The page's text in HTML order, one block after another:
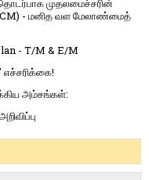
முதலமைச்சரின்
- மனித வள மேலாண்மைத்
- T/M & E/M
அம்சங்கள்: